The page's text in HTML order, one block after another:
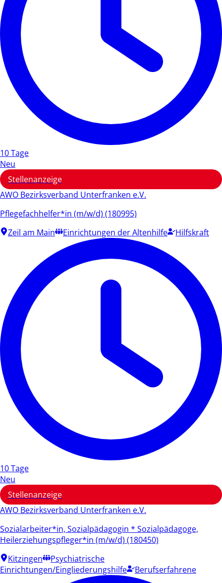
10 Tage
Neu
Stellenanzeige
AWO Bezirksverband Unterfranken e.V.
Pflegefachhelfer*in (m/w/d) (180995)
Zeil am Main
Einrichtungen der Altenhilfe Hilfskraft
10 Tage
Neu
Stellenanzeige
AWO Bezirksverband Unterfranken e.V.
Sozialarbeiter*in, Sozialpädagogin * Sozialpädagoge,
Heilerziehungspfleger*in (m/w/d) (180450)
Kitzingen
Psychiatrische
Einrichtungen/Eingliederungshilfe
Berufserfahrene